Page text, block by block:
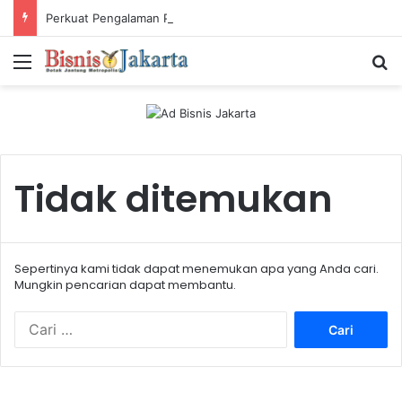
Menu
Tidak ditemukan
Sepertinya kami tidak dapat menemukan apa yang Anda cari.
Mungkin pencarian dapat membantu.